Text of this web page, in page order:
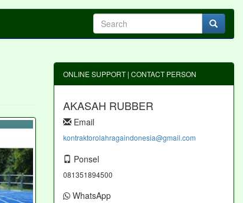
ONLINE SUPPORT | CONTACT PERSON
AKASAH RUBBER
Email
kontraktorolahragaindonesia@gmail.com
Ponsel
081351894500
WhatsApp